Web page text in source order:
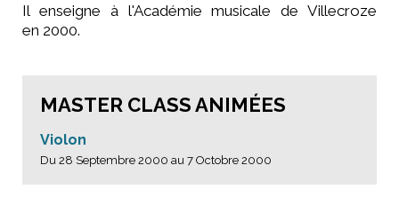
Il enseigne à l'Académie musicale de Villecroze
en 2000.
MASTER CLASS ANIMÉES
Violon
Du 28 Septembre 2000 au 7 Octobre 2000